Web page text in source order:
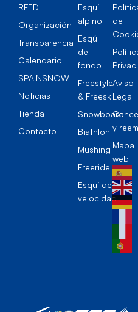
RFEDI
Organización
Transparencia
Calendario
SPAINSNOW
Noticias
Tienda
Contacto
Esquí
alpino
Esqúi
de
fondo
Freestyle
& Freeski
Snowboard
Biathlon
Mushing
Freeride
Esquí de
velocidad
de
Aviso
Legal
y
Mapa
web